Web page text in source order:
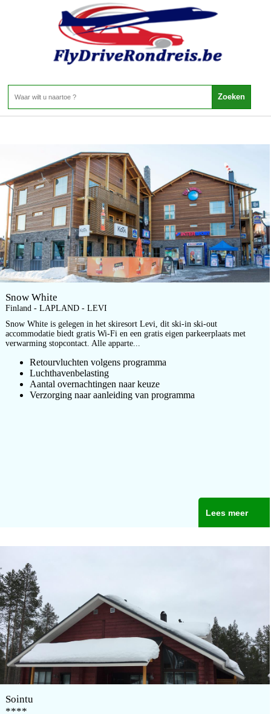
Finland - LAPLAND - LEVI
Home>Finland>LAPLAND>LEVI
LEVI 2 Aanbiedingen
Snow White
Finland - LAPLAND - LEVI
Snow White is gelegen in het skiresort Levi, dit ski-in ski-out
accommodatie biedt gratis Wi-Fi en een gratis eigen parkeerplaats met
verwarming stopcontact. Alle apparte...
Retourvluchten volgens programma
Luchthavenbelasting
Aantal overnachtingen naar keuze
Verzorging naar aanleiding van programma
Lees meer
Sointu
****